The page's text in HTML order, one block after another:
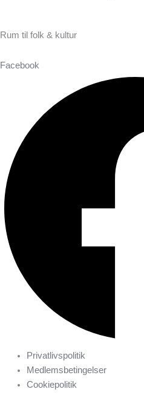
Rum til folk & kultur
Facebook
Privatlivspolitik
Medlemsbetingelser
Cookiepolitik